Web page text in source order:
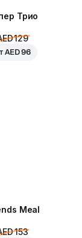
Трио
129
AED 96
Meal
153